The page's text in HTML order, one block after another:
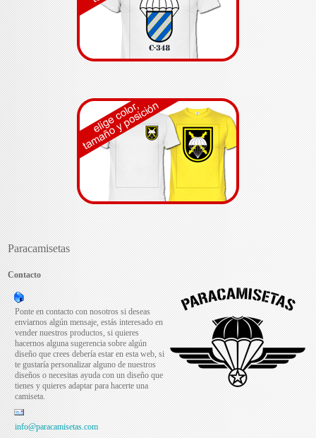
Paracamisetas
Contacto
Ponte en contacto con nosotros si deseas
enviarnos algún mensaje, estás interesado en
vender nuestros productos, si quieres
hacernos alguna sugerencia sobre algún
diseño que crees debería estar en esta web, si
te gustaría personalizar alguno de nuestros
diseños o necesitas ayuda con un diseño que
tienes y quieres adaptar para hacerte una
camiseta.
info@paracamisetas.com